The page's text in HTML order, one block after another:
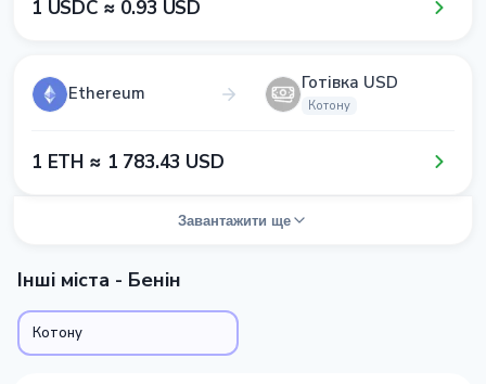
1​ USDC ≈ 0​.9​3​ USD
Ethereum Готівка USD
Котону
1​ ETH ≈ 1​ 7​8​3​.4​3​ USD
Завантажити ще
Інші міста - Бенін
Котону